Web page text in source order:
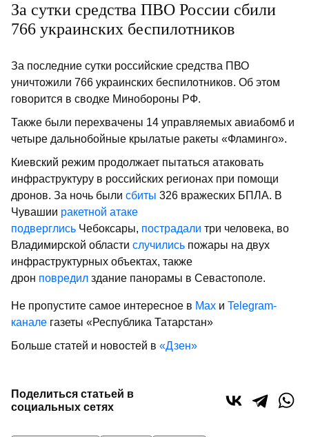
За сутки средства ПВО России сбили
766 украинских беспилотников
За последние сутки российские средства ПВО
уничтожили 766 украинских беспилотников. Об этом
говорится в сводке Минобороны РФ.
Также были перехвачены 14 управляемых авиабомб и
четыре дальнобойные крылатые ракеты «Фламинго».
Киевский режим продолжает пытаться атаковать
инфраструктуру в российских регионах при помощи
дронов. За ночь были сбиты 326 вражеских БПЛА. В
Чувашии ракетной атаке
подверглись Чебоксары, пострадали три человека, во
Владимирской области случились пожары на двух
инфраструктурных объектах, также
дрон повредил здание панорамы в Севастополе.
Не пропустите самое интересное в Max и Telegram-
канале газеты «Республика Татарстан»
Больше статей и новостей в «Дзен»
Поделиться статьей в
социальных сетях